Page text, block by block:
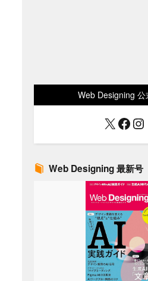
Web Designing 公
X
Web Designing 最新号